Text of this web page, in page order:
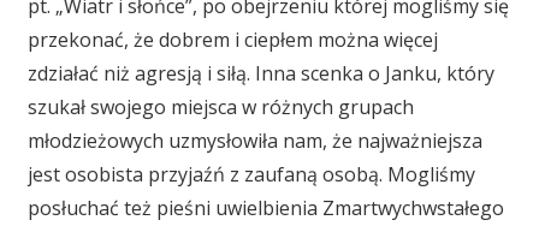
pt. „Wiatr i słońce”, po obejrzeniu której mogliśmy się
przekonać, że dobrem i ciepłem można więcej
zdziałać niż agresją i siłą. Inna scenka o Janku, który
szukał swojego miejsca w różnych grupach
młodzieżowych uzmysłowiła nam, że najważniejsza
jest osobista przyjaźń z zaufaną osobą. Mogliśmy
posłuchać też pieśni uwielbienia Zmartwychwstałego